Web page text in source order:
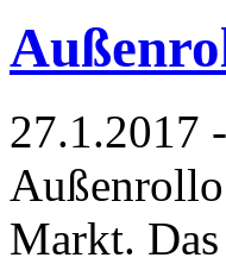
27.1.2017
Markt.